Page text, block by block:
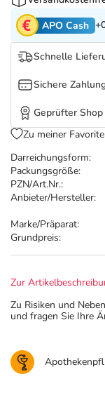
Tierapotheke
Vitamine &
Marken
Salus Deals
Darreichungsform:
Packungsgröße:
PZN/Art.Nr.:
Anbieter/Hersteller:
Marke/Präparat:
Grundpreis:
APO Cash
Schnelle
Sichere
Geprüfter Shop
Zu meiner
Zur
Zu Risiken und
und fragen Sie Ihre